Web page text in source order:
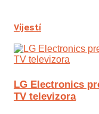
Vijesti
LG Electronics
TV televizora